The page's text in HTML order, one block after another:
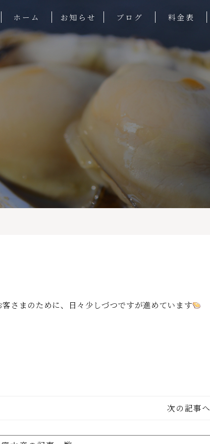
ホーム お知らせ ブログ 料金表
さまのために、日々少しづつですが進めています
次の記事へ